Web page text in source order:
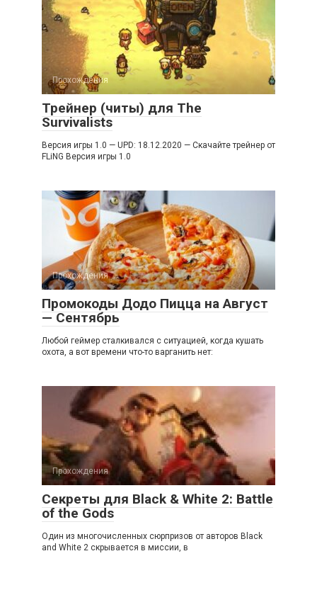
Прохождения
Трейнер (читы) для The
Survivalists
Версия игры 1.0 — UPD: 18.12.2020 — Скачайте трейнер от
FLiNG Версия игры 1.0
Прохождения
Промокоды Додо Пицца на Август
— Сентябрь
Любой геймер сталкивался с ситуацией, когда кушать
охота, а вот времени что-то варганить нет:
Прохождения
Секреты для Black & White 2: Battle
of the Gods
Один из многочисленных сюрпризов от авторов Black
and White 2 скрывается в миссии, в